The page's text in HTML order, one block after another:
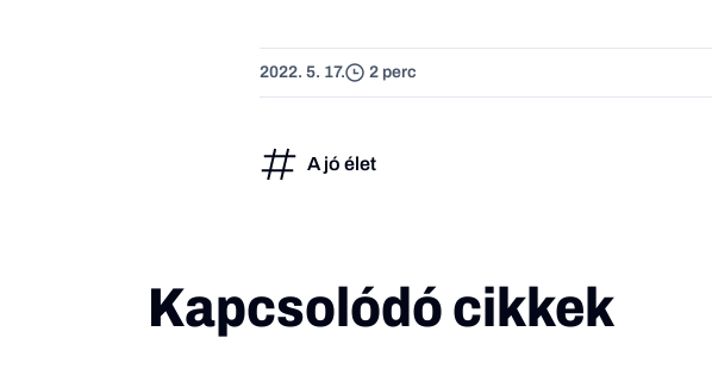
2022. 5. 17. 2 perc
A jó élet
Kapcsolódó cikkek